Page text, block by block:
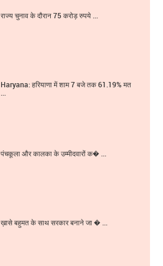
राज्य चुनाव के दौरान 75 करोड़ रुपये ...
Haryana: हरियाणा में शाम 7 बजे तक 61.19% मत
पंचकूला और कालका के उम्मीदवारों क� ...
ख़ासे बहुमत के साथ सरकार बनाने जा � ...